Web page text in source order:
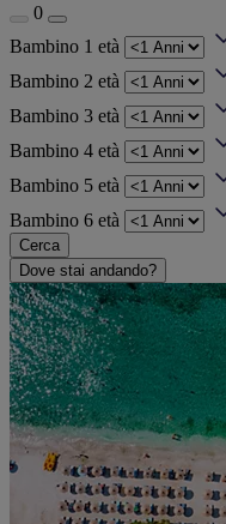
0
Bambino 1 età
Bambino 2 età
Bambino 3 età
Bambino 4 età
Bambino 5 età
Bambino 6 età
Cerca
Dove stai andando?